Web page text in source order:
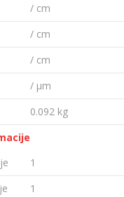
/ cm
/ cm
/ cm
/ µm
0.092 kg
1
1